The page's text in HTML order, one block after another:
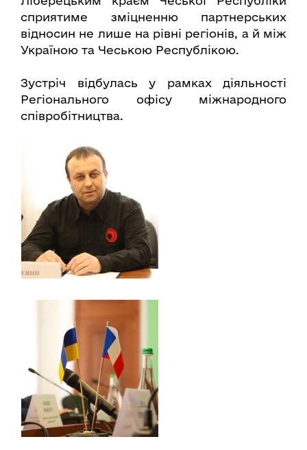
сприятиме зміцненню партнерських
відносин не лише на рівні регіонів, а й між
Україною та Чеською Республікою.
Зустріч відбулась у рамках діяльності
Регіонального офісу міжнародного
співробітництва.